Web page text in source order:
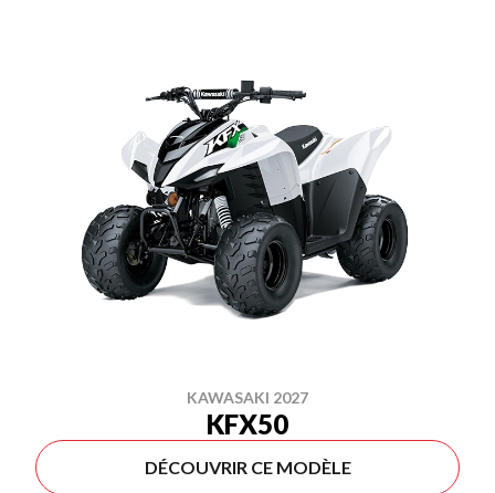
KAWASAKI 2027
KFX50
DÉCOUVRIR CE MODÈLE